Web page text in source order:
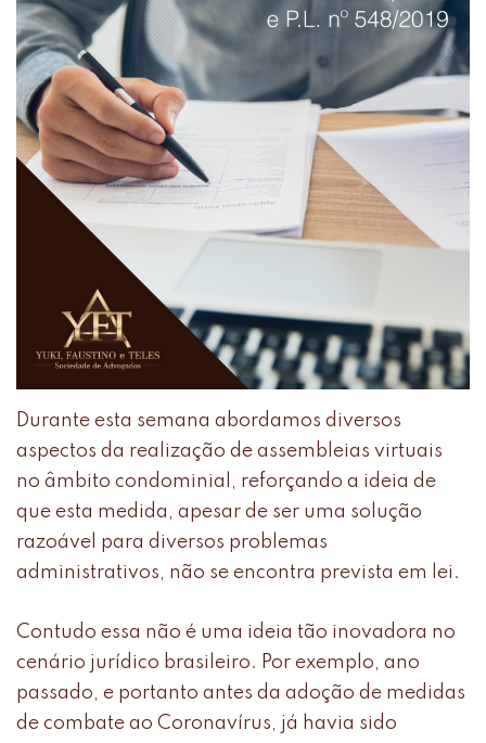
Durante esta semana abordamos diversos
aspectos da realização de assembleias virtuais
no âmbito condominial, reforçando a ideia de
que esta medida, apesar de ser uma solução
razoável para diversos problemas
administrativos, não se encontra prevista em lei.
Contudo essa não é uma ideia tão inovadora no
cenário jurídico brasileiro. Por exemplo, ano
passado, e portanto antes da adoção de medidas
de combate ao Coronavírus, já havia sido